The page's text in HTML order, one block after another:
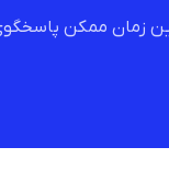
زمان ممکن